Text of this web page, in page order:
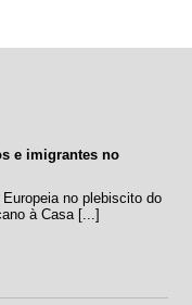
e imigrantes no
no plebiscito do
à Casa [...]